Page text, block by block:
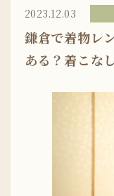
2023.12.03
鎌倉で着物レ
ある？着こな